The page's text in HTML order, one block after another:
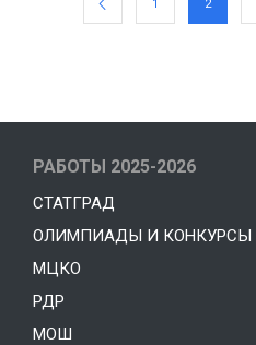
1 2
РАБОТЫ 2025-2026
СТАТГРАД
ОЛИМПИАДЫ И КОНКУРСЫ
МЦКО
РДР
МОШ